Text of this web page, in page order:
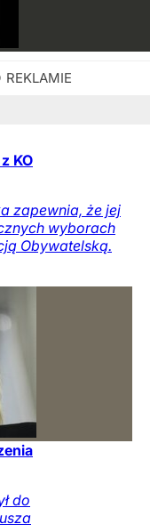
KO
zapewnia, że jej
wyborach
Obywatelską.
do